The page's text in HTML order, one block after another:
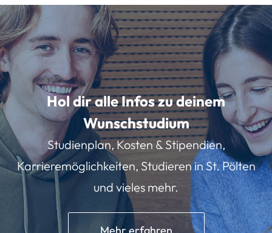
Hol dir alle Infos zu deinem
Wunschstudium
Studienplan, Kosten & Stipendien,
Karrieremöglichkeiten, Studieren in St. Pölten
und vieles mehr.
Mehr erfahren